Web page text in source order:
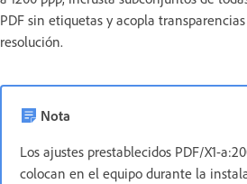
PDF sin etiquetas y acopla
resolución.
Nota
Los ajustes prestablecidos PDF/X1-
colocan en el equipo durante la